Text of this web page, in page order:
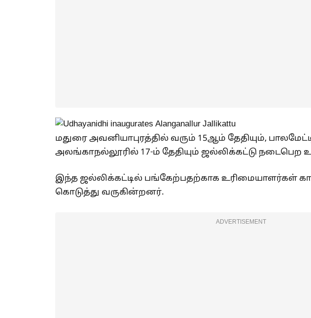
மதுரை அவனியாபுரத்தில் வரும் 15ஆம் தேதியும்,
அலங்காநல்லூரில் 17-ம் தேதியும் ஜல்லிக்கட்டு நடைபெற
இந்த ஜல்லிக்கட்டில் பங்கேற்பதற்காக உரிமையாளர்கள்
கொடுத்து வருகின்றனர்.
ADVERTISEMENT